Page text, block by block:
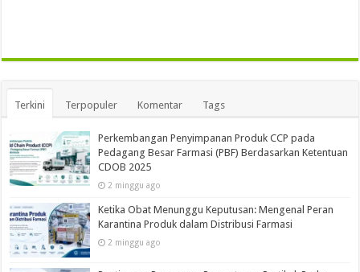
Terkini Terpopuler Komentar Tags
Perkembangan Penyimpanan Produk CCP pada
Pedagang Besar Farmasi (PBF) Berdasarkan Ketentuan
CDOB 2025
2 minggu ago
Ketika Obat Menunggu Keputusan: Mengenal Peran
Karantina Produk dalam Distribusi Farmasi
2 minggu ago